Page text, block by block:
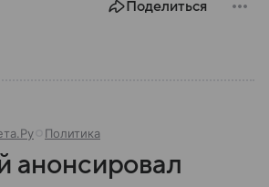
Поделиться
Политика
анонсировал